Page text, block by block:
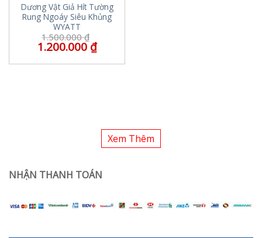
Dương Vật Giả Hít Tường
Rung Ngoáy Siêu Khủng
WYATT
1.500.000₫
1.200.000₫
Xem Thêm
NHẬN THANH TOÁN